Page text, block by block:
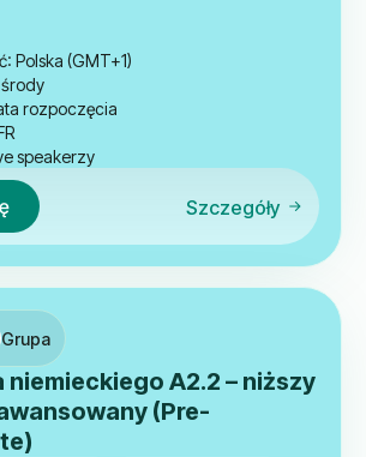
Polska (GMT+1)
środy
rozpoczęcia
speakerzy
Szczegóły
Grupa
niemieckiego A2.2 – niższy
(Pre-